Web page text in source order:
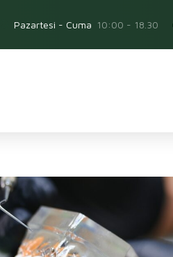
Pazartesi - Cuma 10:00 - 18.30